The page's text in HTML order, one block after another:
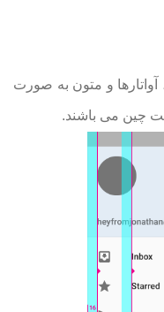
آواتارها و متون به صورت
چین می باشند.